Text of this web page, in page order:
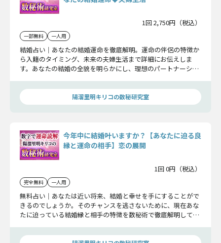
1回 2,750円（税込）
一部無料 一人用
結婚占い｜あなたの結婚運命を徹底解明。運命の伴侶の特徴か
ら入籍のタイミング、未来の夫婦生活まで詳細にお伝えしま
す。あなたの結婚の全貌を明らかにし、理想のパートナーシッ
陽溜里明キリコの数秘研究室
今年中に結婚叶いますか？【あなたに迫る良
縁と運命の相手】恋の展開
1回 0円（税込）
完全無料 一人用
無料占い｜あなたは近い将来、結婚と幸せを手にすることがで
きるのでしょうか。そのチャンスを逃さないために、現在あな
たに迫っている結婚縁と相手の特徴を数秘術で徹底解明してい